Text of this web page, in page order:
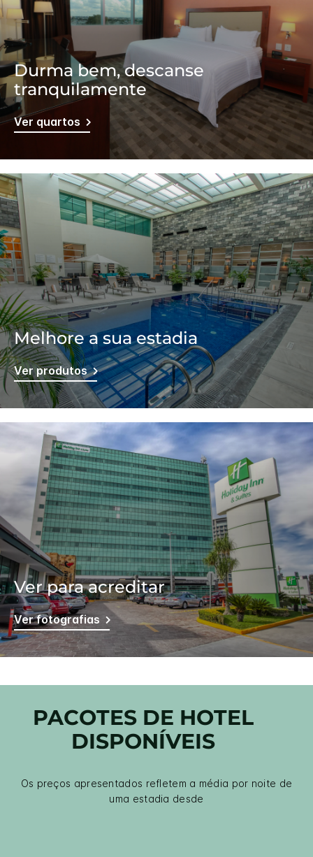
Durma bem, descanse
tranquilamente
Ver quartos
Melhore a sua estadia
Ver produtos
Ver para acreditar
Ver fotografias
PACOTES DE HOTEL
DISPONÍVEIS
Os preços apresentados refletem a média por noite de
uma estadia desde